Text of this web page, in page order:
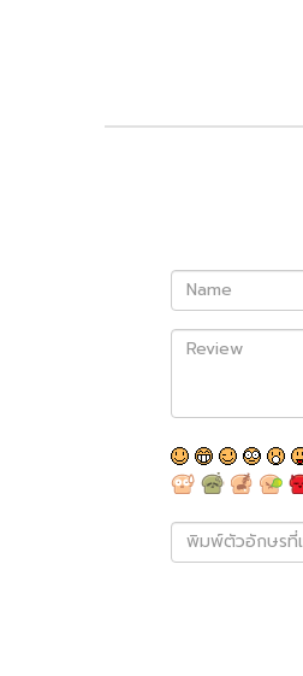
Name
Review
พิมพ์
ตัว